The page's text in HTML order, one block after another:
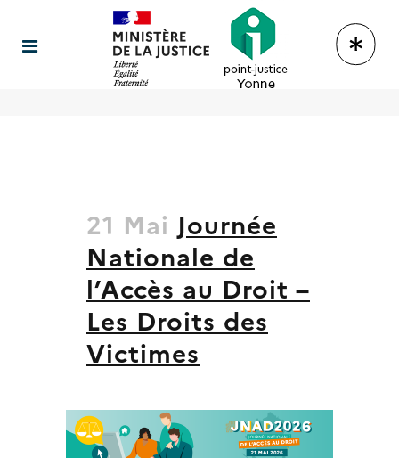
21 Mai Journée
Nationale de
l’Accès au Droit –
Les Droits des
Victimes